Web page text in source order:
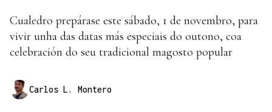
Cualedro prepárase este sábado, 1 de novembro, para
vivir unha das datas más especiais do outono, coa
celebración do seu tradicional magosto popular
Carlos L. Montero